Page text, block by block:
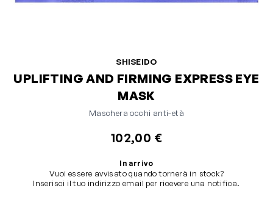
SHISEIDO
UPLIFTING AND FIRMING EXPRESS EYE
MASK
Maschera occhi anti-età
102,00 €
In arrivo
Vuoi essere avvisato quando tornerà in stock?
Inserisci il tuo indirizzo email per ricevere una notifica.